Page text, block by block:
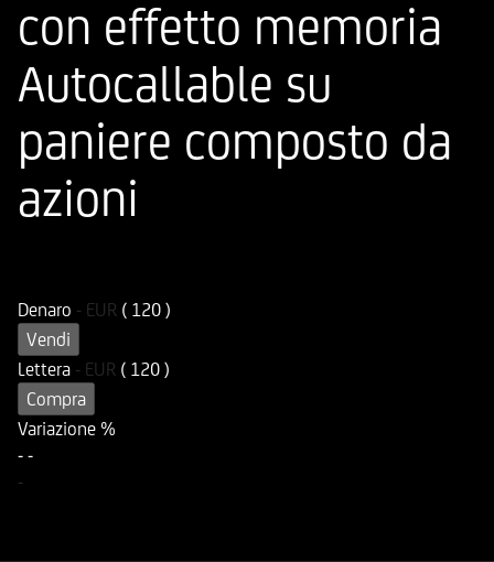
con effetto memoria
Autocallable su
paniere composto da
azioni
Denaro - EUR ( 120 )
Vendi
Lettera - EUR ( 120 )
Compra
Variazione %
- -
-